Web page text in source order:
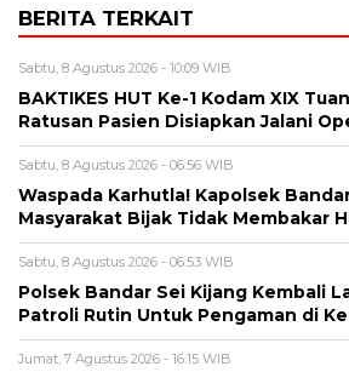
BERITA TERKAIT
Sabtu, 8 Agustus 2026 - 10:09 WIB
BAKTIKES HUT Ke-1 Kodam XIX
Ratusan Pasien Disiapkan Jalani
Sabtu, 8 Agustus 2026 - 06:56 WIB
Waspada Karhutla! Kapolsek
Masyarakat Bijak Tidak Membakar
Sabtu, 8 Agustus 2026 - 06:53 WIB
Polsek Bandar Sei Kijang Kembali
Patroli Rutin Untuk Pengaman di
Jumat, 7 Agustus 2026 - 16:15 WIB